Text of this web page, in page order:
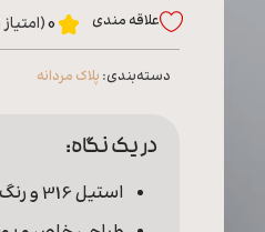
علاقه‌ مندی 0(امتیاز 0 خریدار)
دسته‌بندی: پلاک مردانه
در یک نگاه:
استیل 316 و رنگ ثابت